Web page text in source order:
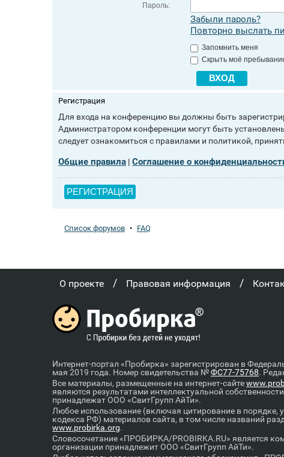
Пароль:
Забыли пароль?
Повторно выслать
Запомнить меня
Скрыть моё
Регистрация
Для входа на конференцию вы должны быть
Администратором конференции могут быть
следует ознакомиться с правилами и политикой,
Общие правила | Соглашение о
РЕГИСТРАЦИЯ
Список форумов • FAQ
О проекте / Правовая информация /
Интернет-портал «Пробирка» зарегистрирован в
мая 2019 года. Номер свидетельства №ФС77-75768.
Все материалы, размещенные на интернет-сайте
являются результатами интеллектуальной
принадлежат ООО «СвитГрупп АйТи».
Любое использование (включая цитирование в порядке,
кодекса РФ) материалов сайта, в том числе названий
www.probirka.org.
Словосочетание «ПРОБИРКА/PROBIRKA.RU» является
организации принадлежит ООО «СвитГрупп АйТи».